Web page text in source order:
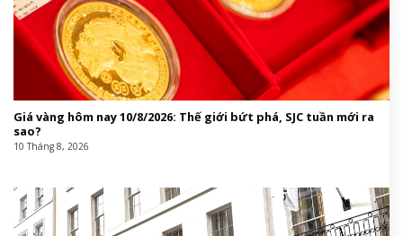
Giá vàng hôm nay 10/8/2026: Thế giới bứt phá, SJC tuần mới ra
sao?
10 Tháng 8, 2026